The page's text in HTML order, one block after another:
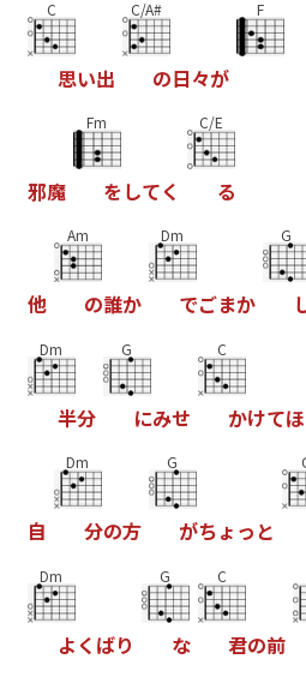
C
思い出
C/A#
の日々が
F
邪魔
Fm
をしてく
C/E
る
他
Am
の誰か
Dm
でごまか
G
Dm
半分
G
にみせ
C
かけてほ
自
Dm
分の方
G
がちょ っ と
Dm
よ く ばり
G
な
C
君の前